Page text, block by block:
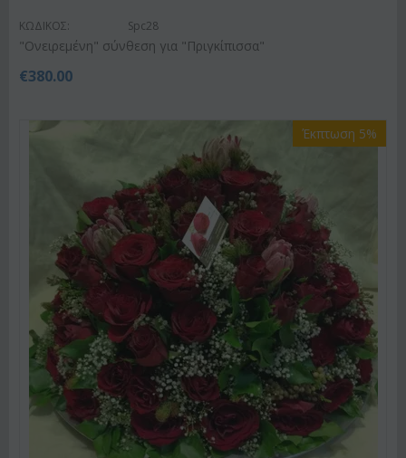
ΚΩΔΙΚΟΣ: Spc28
"Ονειρεμένη" σύνθεση για "Πριγκίπισσα"
€380.00
Έκπτωση 5%